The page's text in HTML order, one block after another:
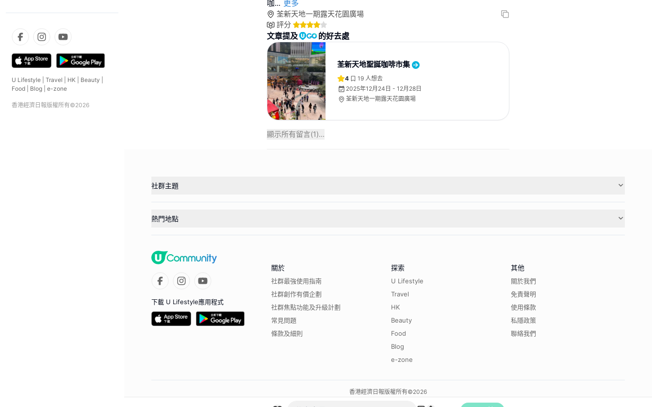
U Lifestyle Travel HK Beauty
Food
Blog e-zone
香港經濟日報版權所有©2026
咖... 更多
荃新天地一期露天花園廣場
評分
文章提及 的好去處
荃新天地聖誕咖啡市集
4 19 人想去
2025年12月24日 - 12月28日
荃新天地一期露天花園廣場
顯示所有留言(1)...
社群主題
熱門地點
下載 U Lifestyle應用程式
關於
社群最強使用指南
社群創作有價企劃
社群焦點功能及升級計劃
常見問題
條款及細則
探索
U Lifestyle
Travel
HK
Beauty
Food
Blog
e-zone
其他
關於我們
免責聲明
使用條款
私隱政策
聯絡我們
香港經濟日報版權所有©2026